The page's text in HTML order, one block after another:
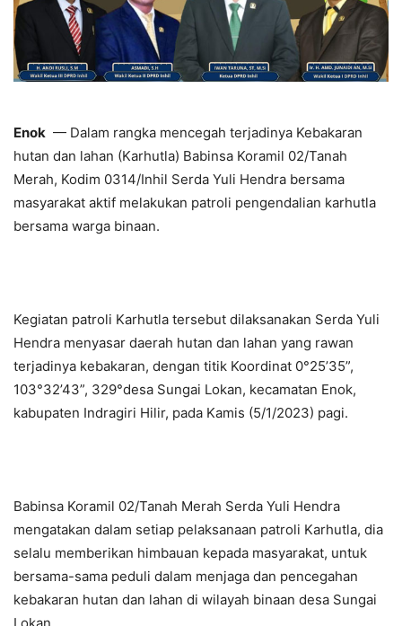
Enok — Dalam rangka mencegah terjadinya Kebakaran
hutan dan lahan (Karhutla) Babinsa Koramil 02/Tanah
Merah, Kodim 0314/Inhil Serda Yuli Hendra bersama
masyarakat aktif melakukan patroli pengendalian karhutla
bersama warga binaan.
Kegiatan patroli Karhutla tersebut dilaksanakan Serda Yuli
Hendra menyasar daerah hutan dan lahan yang rawan
terjadinya kebakaran, dengan titik Koordinat 0°25’35”,
103°32’43”, 329°desa Sungai Lokan, kecamatan Enok,
kabupaten Indragiri Hilir, pada Kamis (5/1/2023) pagi.
Babinsa Koramil 02/Tanah Merah Serda Yuli Hendra
mengatakan dalam setiap pelaksanaan patroli Karhutla, dia
selalu memberikan himbauan kepada masyarakat, untuk
bersama-sama peduli dalam menjaga dan pencegahan
kebakaran hutan dan lahan di wilayah binaan desa Sungai